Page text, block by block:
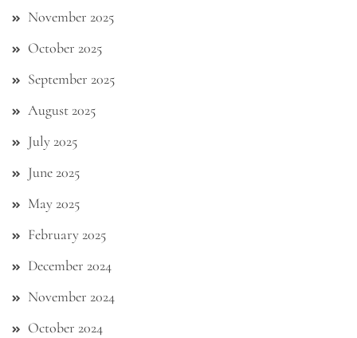
November 2025
October 2025
September 2025
August 2025
July 2025
June 2025
May 2025
February 2025
December 2024
November 2024
October 2024